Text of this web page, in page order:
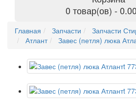
0 товар(ов) -
Главная Запчасти
Запчасти
Атлант
Завес (петля) люка